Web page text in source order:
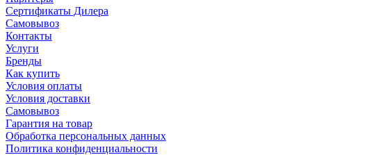
Сертификаты Дилера
Самовывоз
Контакты
Услуги
Бренды
Как купить
Условия оплаты
Условия доставки
Самовывоз
Гарантия на товар
Обработка персональных данных
Политика конфиденциальности